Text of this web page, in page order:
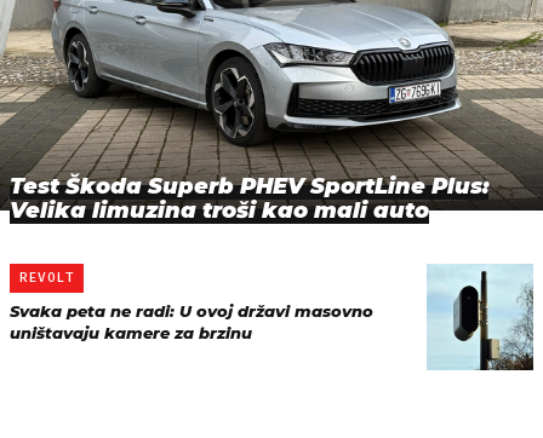
Test Škoda Superb PHEV SportLine Plus:
Velika limuzina troši kao mali auto
REVOLT
Svaka peta ne radi: U ovoj državi masovno
uništavaju kamere za brzinu